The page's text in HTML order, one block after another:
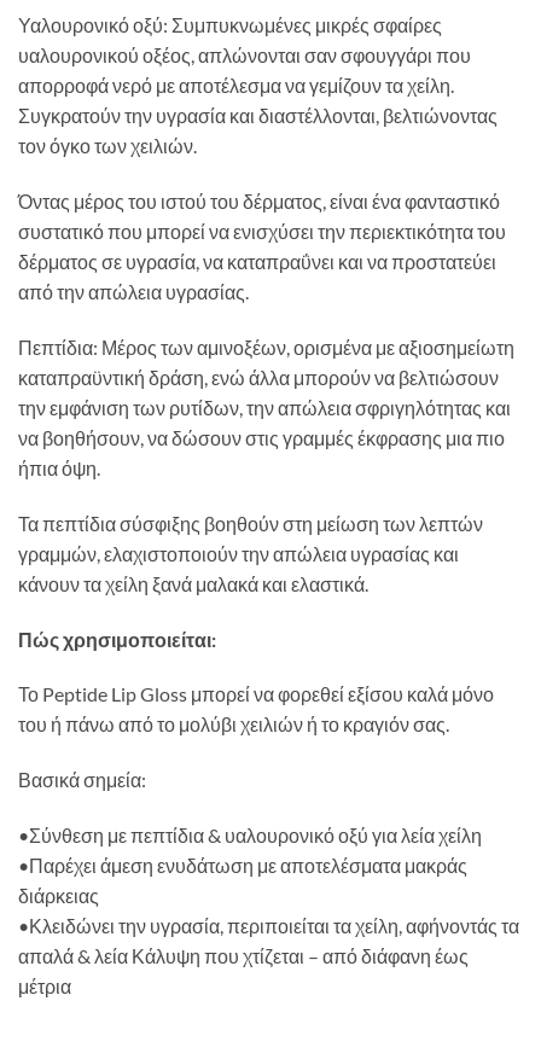
Υαλουρονικό οξύ: Συμπυκνωμένες μικρές σφαίρες
υαλουρονικού οξέος, απλώνονται σαν σφουγγάρι που
απορροφά νερό με αποτέλεσμα να γεμίζουν τα χείλη.
Συγκρατούν την υγρασία και διαστέλλονται, βελτιώνοντας
τον όγκο των χειλιών.
Όντας μέρος του ιστού του δέρματος, είναι ένα φανταστικό
συστατικό που μπορεί να ενισχύσει την περιεκτικότητα του
δέρματος σε υγρασία, να καταπραΰνει και να προστατεύει
από την απώλεια υγρασίας.
Πεπτίδια: Μέρος των αμινοξέων, ορισμένα με αξιοσημείωτη
καταπραϋντική δράση, ενώ άλλα μπορούν να βελτιώσουν
την εμφάνιση των ρυτίδων, την απώλεια σφριγηλότητας και
να βοηθήσουν, να δώσουν στις γραμμές έκφρασης μια πιο
ήπια όψη.
Τα πεπτίδια σύσφιξης βοηθούν στη μείωση των λεπτών
γραμμών, ελαχιστοποιούν την απώλεια υγρασίας και
κάνουν τα χείλη ξανά μαλακά και ελαστικά.
Πώς χρησιμοποιείται:
Το Peptide Lip Gloss μπορεί να φορεθεί εξίσου καλά μόνο
του ή πάνω από το μολύβι χειλιών ή το κραγιόν σας.
Βασικά σημεία:
•Σύνθεση με πεπτίδια & υαλουρονικό οξύ για λεία χείλη
•Παρέχει άμεση ενυδάτωση με αποτελέσματα μακράς
διάρκειας
•Κλειδώνει την υγρασία, περιποιείται τα χείλη, αφήνοντάς τα
απαλά & λεία Κάλυψη που χτίζεται – από διάφανη έως
μέτρια